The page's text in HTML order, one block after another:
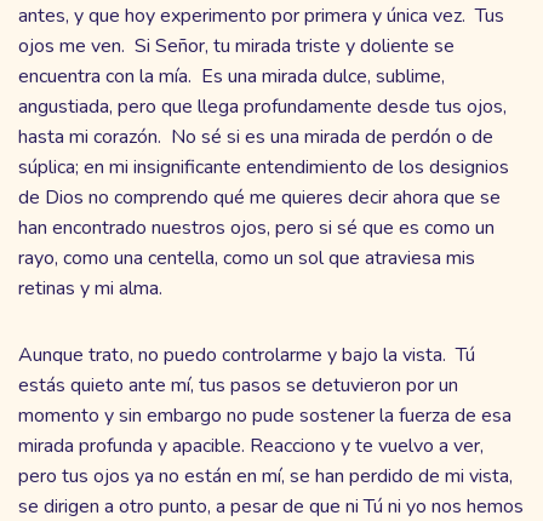
antes, y que hoy experimento por primera y única vez. Tus
ojos me ven. Si Señor, tu mirada triste y doliente se
encuentra con la mía. Es una mirada dulce, sublime,
angustiada, pero que llega profundamente desde tus ojos,
hasta mi corazón. No sé si es una mirada de perdón o de
súplica; en mi insignificante entendimiento de los designios
de Dios no comprendo qué me quieres decir ahora que se
han encontrado nuestros ojos, pero si sé que es como un
rayo, como una centella, como un sol que atraviesa mis
retinas y mi alma.
Aunque trato, no puedo controlarme y bajo la vista. Tú
estás quieto ante mí, tus pasos se detuvieron por un
momento y sin embargo no pude sostener la fuerza de esa
mirada profunda y apacible. Reacciono y te vuelvo a ver,
pero tus ojos ya no están en mí, se han perdido de mi vista,
se dirigen a otro punto, a pesar de que ni Tú ni yo nos hemos